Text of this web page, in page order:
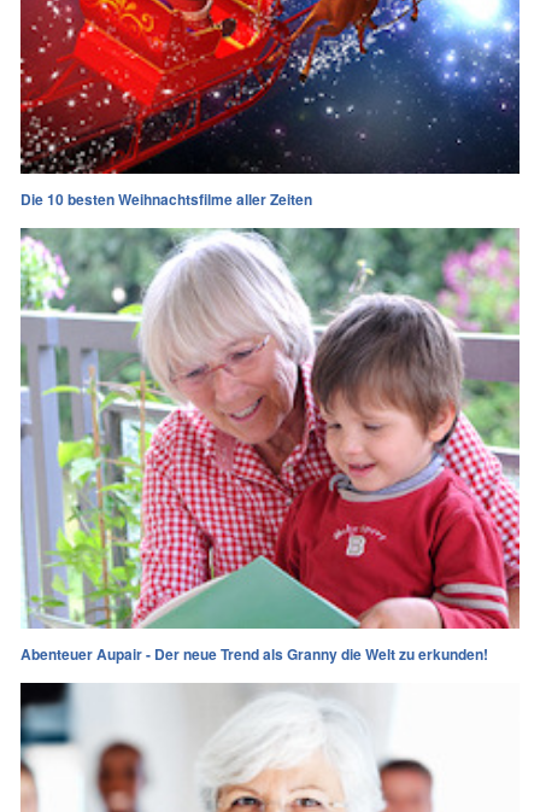
Die 10 besten Weihnachtsfilme aller Zeiten
Abenteuer Aupair - Der neue Trend als Granny die Welt zu erkunden!